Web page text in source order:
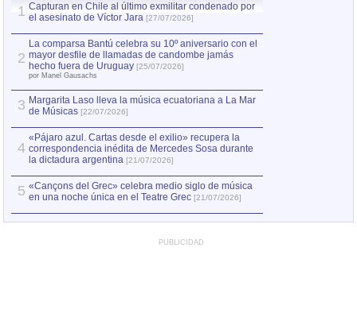
1 Capturan en Chile al último exmilitar condenado por
el asesinato de Víctor Jara [27/07/2026]
2
La comparsa Bantú celebra su 10º aniversario con el
mayor desfile de llamadas de candombe jamás
hecho fuera de Uruguay [25/07/2026]
por Manel Gausachs
3 Margarita Laso lleva la música ecuatoriana a La Mar
de Músicas [22/07/2026]
4
«Pájaro azul. Cartas desde el exilio» recupera la
correspondencia inédita de Mercedes Sosa durante
la dictadura argentina [21/07/2026]
5 «Cançons del Grec» celebra medio siglo de música
en una noche única en el Teatre Grec [21/07/2026]
PUBLICIDAD